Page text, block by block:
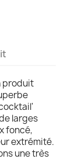
produit
larges
foncé,
extrémité.
une très